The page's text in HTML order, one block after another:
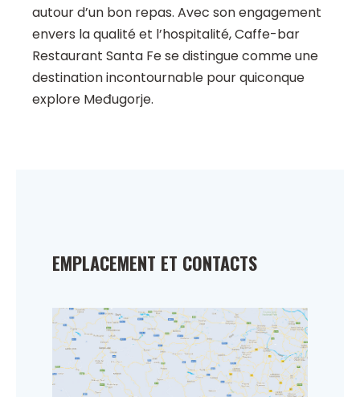
autour d’un bon repas. Avec son engagement
envers la qualité et l’hospitalité, Caffe-bar
Restaurant Santa Fe se distingue comme une
destination incontournable pour quiconque
explore Međugorje.
EMPLACEMENT ET CONTACTS